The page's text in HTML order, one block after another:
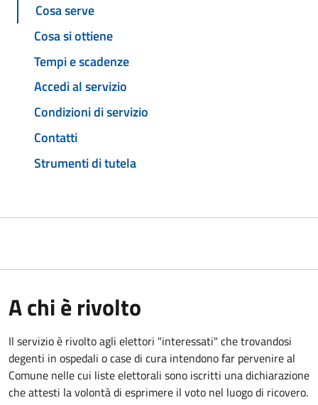
Cosa serve
Cosa si ottiene
Tempi e scadenze
Accedi al servizio
Condizioni di servizio
Contatti
Strumenti di tutela
A chi è rivolto
Il servizio è rivolto agli elettori "interessati" che trovandosi
degenti in ospedali o case di cura intendono far pervenire al
Comune nelle cui liste elettorali sono iscritti una dichiarazione
che attesti la volontà di esprimere il voto nel luogo di ricovero.